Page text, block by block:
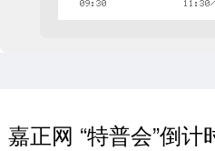
嘉正网 “特普会”倒